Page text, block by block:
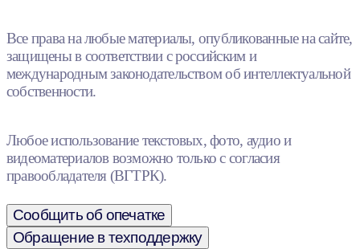
Все права на любые материалы, опубликованные на сайте,
защищены в соответствии с российским и
международным законодательством об интеллектуальной
собственности.
Любое использование текстовых, фото, аудио и
видеоматериалов возможно только с согласия
правообладателя (ВГТРК).
Сообщить об опечатке
Обращение в техподдержку